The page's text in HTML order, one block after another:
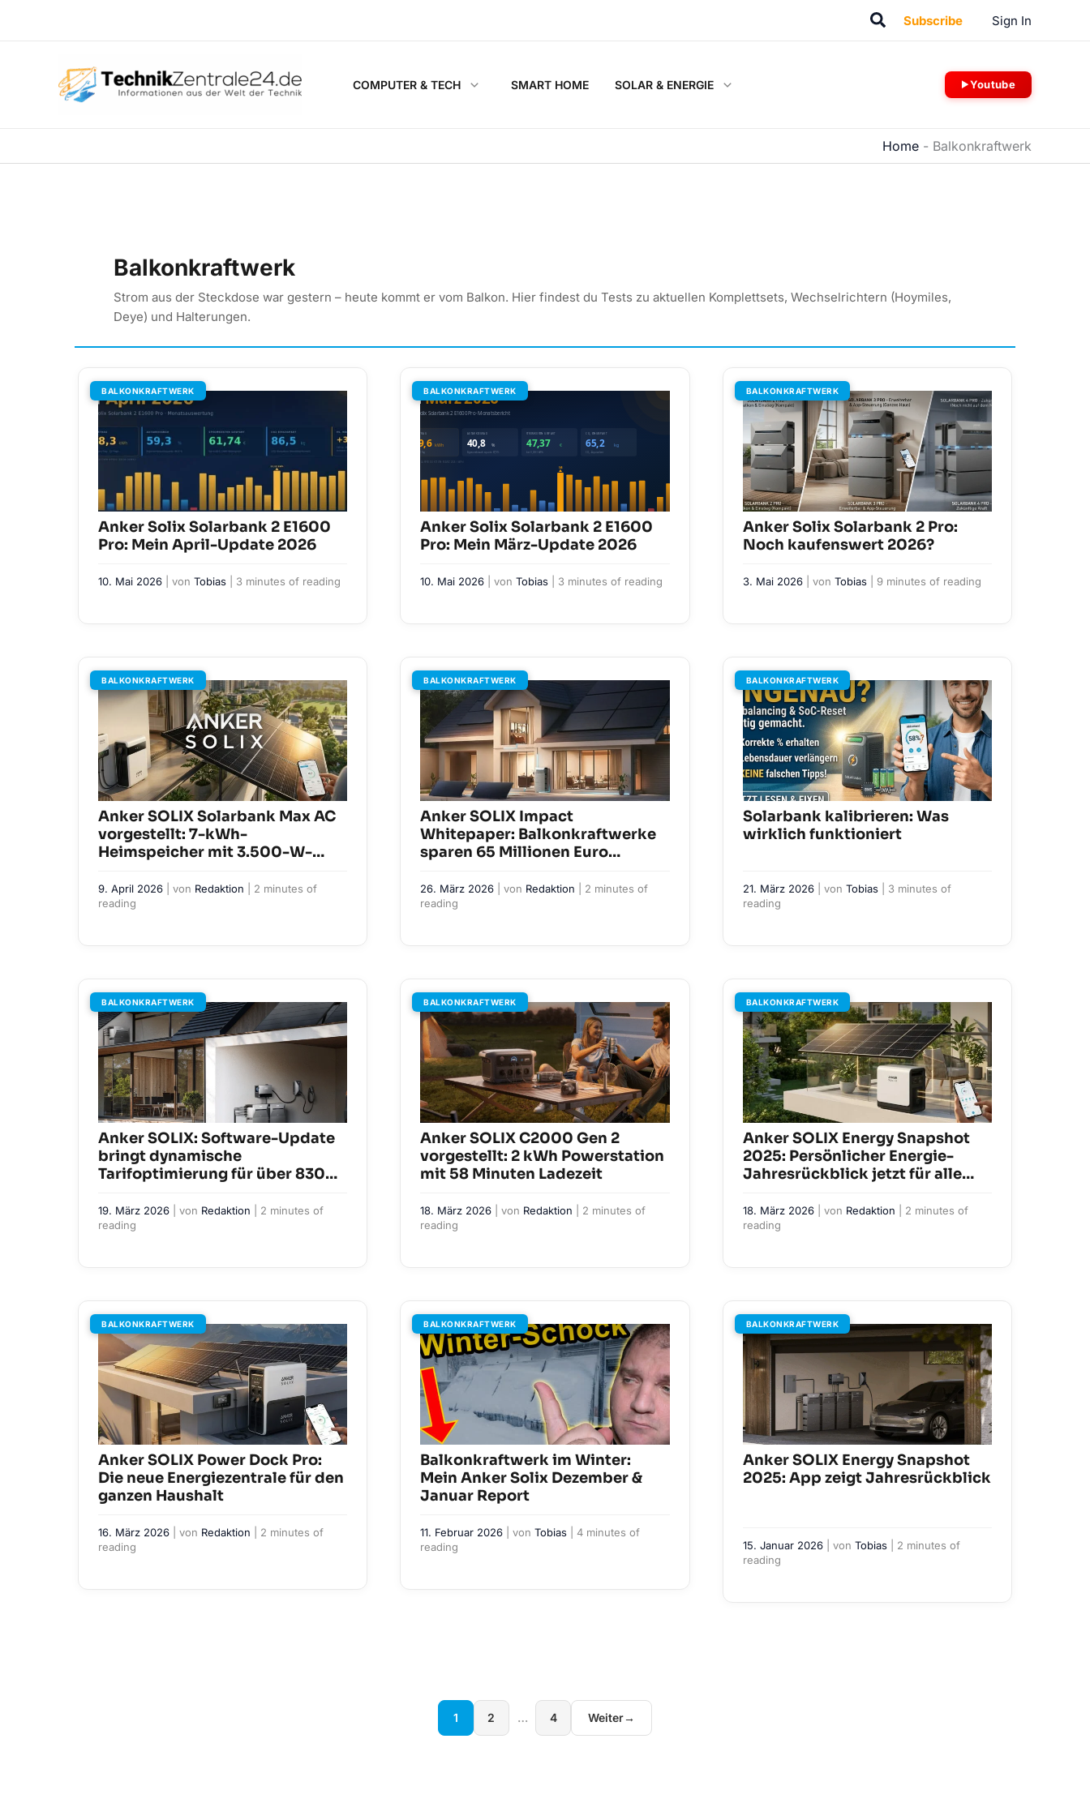
SuchenSubscribe Sign In
COMPUTER & TECH SMART HOME SOLAR & ENERGIE Youtube
Home - Balkonkraftwerk
Balkonkraftwerk
Strom aus der Steckdose war gestern – heute kommt er vom Balkon. Hier findest du Tests zu aktuellen Komplettsets, Wechselrichtern (Hoymiles,
Deye) und Halterungen.
Anker Solix Solarbank 2 E1600
Pro: Mein April-Update 2026
10. Mai 2026 | von Tobias 3 minutes of reading
BALKONKRAFTWERK
Anker Solix Solarbank 2 E1600
Pro: Mein März-Update 2026
10. Mai 2026 | vonTobias 3 minutes of reading
BALKONKRAFTWERK
Anker Solix Solarbank 2 Pro:
Noch kaufenswert 2026?
3. Mai 2026 | von Tobias 9 minutes of reading
BALKONKRAFTWERK
Anker SOLIX Solarbank Max AC
vorgestellt: 7-kWh-
Heimspeicher mit 3.500-W-
9. April 2026 | von Redaktion
2 minutes of
reading
BALKONKRAFTWERK
Anker SOLIX Impact
Whitepaper: Balkonkraftwerke
sparen 65 Millionen Euro
26. März 2026 | von Redaktion
2 minutes of
reading
BALKONKRAFTWERK
Solarbank kalibrieren: Was
wirklich funktioniert
21. März 2026 | von Tobias
3 minutes of
reading
BALKONKRAFTWERK
Anker SOLIX: Software-Update
bringt dynamische
Tarifoptimierung für über 830
19. März 2026 | von Redaktion
2 minutes of
reading
BALKONKRAFTWERK
Anker SOLIX C2000 Gen 2
vorgestellt: 2 kWh Powerstation
mit 58 Minuten Ladezeit
18. März 2026 | von Redaktion
2 minutes of
reading
BALKONKRAFTWERK
Anker SOLIX Energy Snapshot
2025: Persönlicher Energie-
Jahresrückblick jetzt für alle
18. März 2026 | von Redaktion
2 minutes of
reading
BALKONKRAFTWERK
Anker SOLIX Power Dock Pro:
Die neue Energiezentrale für den
ganzen Haushalt
16. März 2026 | von Redaktion
2 minutes of
reading
BALKONKRAFTWERK
Balkonkraftwerk im Winter:
Mein Anker Solix Dezember &
Januar Report
11. Februar 2026 | vonTobias |4 minutes of
reading
BALKONKRAFTWERK
Anker SOLIX Energy Snapshot
2025: App zeigt Jahresrückblick
15. Januar 2026 | von Tobias
2 minutes of
reading
BALKONKRAFTWERK
1 2 … 4 Weiter→